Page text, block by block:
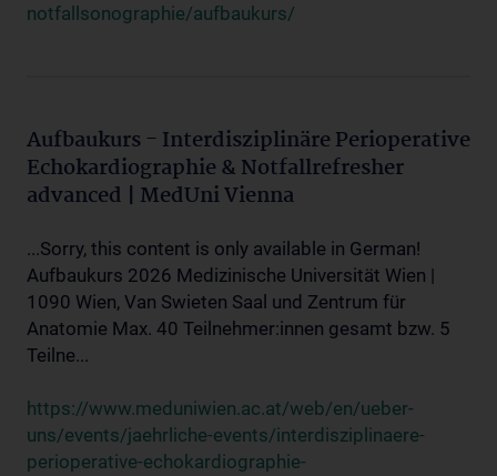
notfallsonographie/aufbaukurs/
Aufbaukurs - Interdisziplinäre Perioperative
Echokardiographie & Notfallrefresher
advanced | MedUni Vienna
...Sorry, this content is only available in German!
Aufbaukurs 2026 Medizinische Universität Wien |
1090 Wien, Van Swieten Saal und Zentrum für
Anatomie Max. 40 Teilnehmer:innen gesamt bzw. 5
Teilne...
https://www.meduniwien.ac.at/web/en/ueber-
uns/events/jaehrliche-events/interdisziplinaere-
perioperative-echokardiographie-